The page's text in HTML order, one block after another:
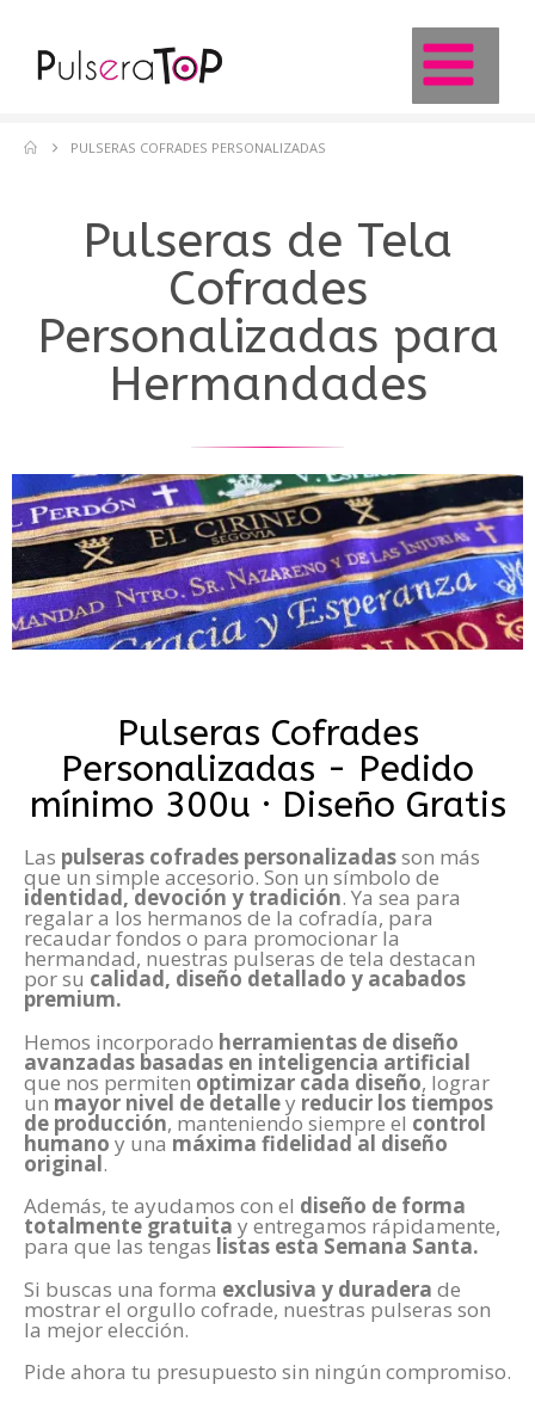
PULSERAS COFRADES PERSONALIZADAS
Pulseras de Tela
Cofrades
Personalizadas para
Hermandades
Pulseras Cofrades
Personalizadas - Pedido
mínimo 300u · Diseño Gratis
Las pulseras cofrades personalizadasson más
que un simple accesorio. Son un símbolo de
identidad, devoción y tradición. Ya sea para
regalar a los hermanos de la cofradía, para
recaudar fondos o para promocionar la
hermandad, nuestras pulseras de tela destacan
por su calidad, diseño detallado y acabados
premium.
Hemos incorporado herramientas de diseño
avanzadas basadas en inteligencia artificial
que nos permiten optimizar cada diseño, lograr
un mayor nivel de detalley reducir los tiempos
de producción, manteniendo siempre el control
humano y una máxima fidelidad al diseño
original.
Además, te ayudamos con el diseño de forma
totalmente gratuita y entregamos rápidamente,
para que las tengas listas esta Semana Santa.
Si buscas una forma exclusiva y duradera de
mostrar el orgullo cofrade, nuestras pulseras son
la mejor elección.
Pide ahora tu presupuesto sin ningún compromiso.